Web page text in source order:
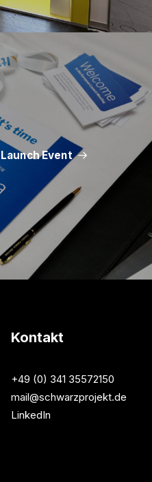
Event
Kontakt
+49 (0) 341 35572150
mail@schwarzprojekt.de
LinkedIn